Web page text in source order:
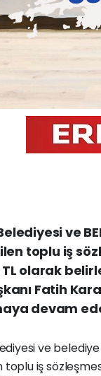
ve
toplu iş
olarak
Fatih
devam
ve belediye
iş